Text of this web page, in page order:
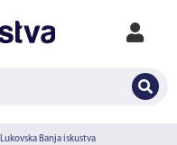
Lukovska Banja iskustva